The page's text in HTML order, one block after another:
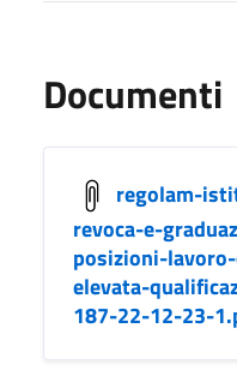
Documenti
regolam-
revoca-e-
posizioni-
elevata-
187-22-12-23-